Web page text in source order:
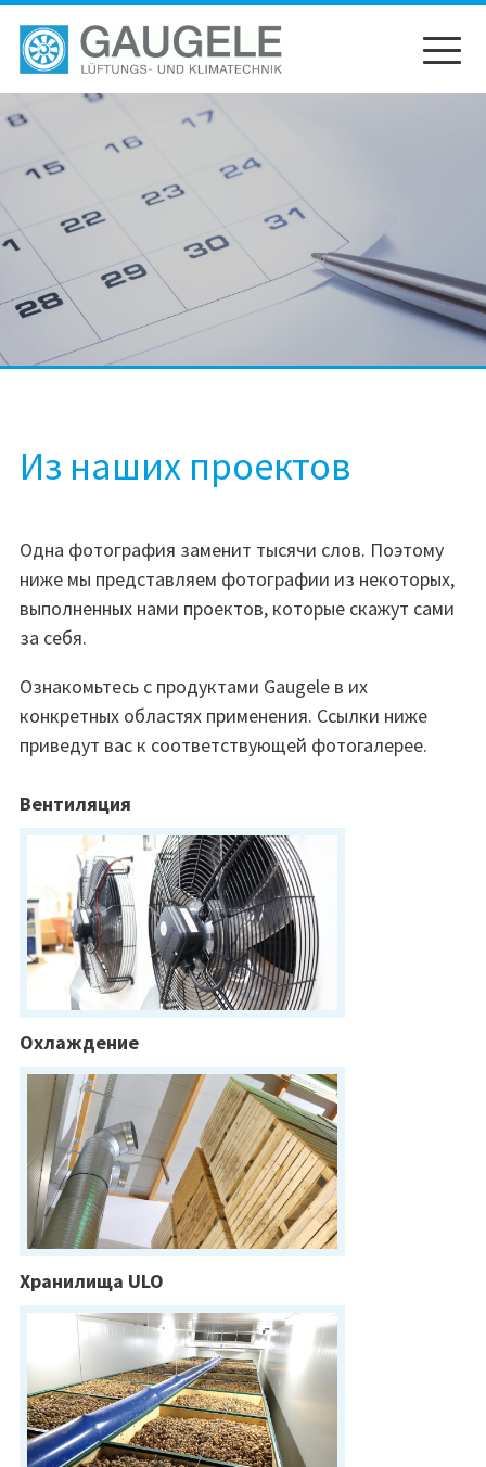
перейти
к
содержанию
Из наших проектов
Одна фотография заменит тысячи слов. Поэтому
ниже мы представляем фотографии из некоторых,
выполненных нами проектов, которые скажут сами
за себя.
Ознакомьтесь с продуктами Gaugele в их
конкретных областях применения. Ссылки ниже
приведут вас к соответствующей фотогалерее.
Вентиляция
Охлаждение
Хранилища ULO